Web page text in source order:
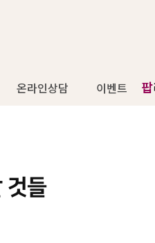
온라인상담 이벤트 팝
것들